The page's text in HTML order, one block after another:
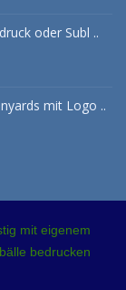
oder Subl ..
mit Logo ..
mit eigenem
bedrucken